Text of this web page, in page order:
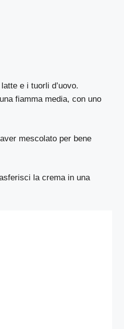
e i tuorli d’uovo.
fiamma media, con uno
mescolato per bene
la crema in una